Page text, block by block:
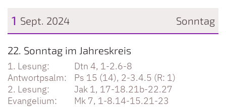
Sonntag
1 Sept. 2024
Datum: 1. September 2024
22. Sonntag im Jahreskreis
Dtn 4, 1-2.6-8
Ps 15 (14), 2-3.4.5 (R: 1)
Jak 1, 17-18.21b-22.27
Mk 7, 1-8.14-15.21-23